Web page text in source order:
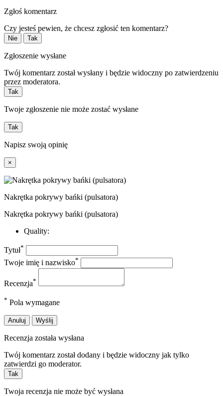
Zgłoś komentarz
Czy jesteś pewien, że chcesz zgłosić ten komentarz?
Nie Tak
Zgłoszenie wysłane
Twój komentarz został wysłany i będzie widoczny po zatwierdzeniu
przez moderatora.
Tak
Twoje zgłoszenie nie może zostać wysłane
Tak
Napisz swoją opinię
×
Nakrętka pokrywy bańki (pulsatora)
Nakrętka pokrywy bańki (pulsatora)
Quality:
Tytuł*
Twoje imię i nazwisko*
Recenzja*
* Pola wymagane
Anuluj Wyślij
Recenzja została wysłana
Twój komentarz został dodany i będzie widoczny jak tylko
zatwierdzi go moderator.
Tak
Twoja recenzja nie może być wysłana